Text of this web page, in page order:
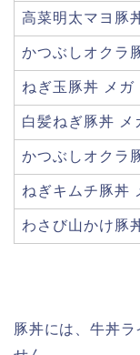
高菜明太マヨ豚
かつぶしオクラ
ねぎ玉豚丼 メガ
白髪ねぎ豚丼 メ
かつぶしオクラ
ねぎキムチ豚丼
わさび山かけ豚
豚丼には、牛丼